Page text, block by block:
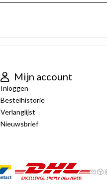
Mijn account
Inloggen
Bestelhistorie
Verlanglijst
Nieuwsbrief